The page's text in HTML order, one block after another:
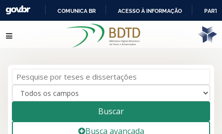
IR
PARA
COMUNICA BR ACESSO À INFORMAÇÃO
Pular para o conteúdo
Buscar
Busca avançada